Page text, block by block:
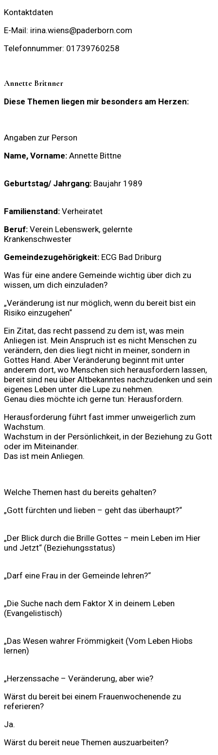
Kontaktdaten
E-Mail: irina.wiens@paderborn.com
Telefonnummer: 01739760258
Annette Britnner
Diese Themen liegen mir besonders am Herzen:
Angaben zur Person
Name, Vorname: ​Annette Bittne
Geburtstag/ Jahrgang: Baujahr 1989
Familienstand: Verheiratet
Beruf: Verein Lebenswerk, gelernte
Krankenschwester
Gemeindezugehörigkeit: ECG Bad Driburg
Was für eine andere Gemeinde wichtig über dich zu
wissen, um dich einzuladen?
„Veränderung ist nur möglich, wenn du bereit bist ein
Risiko einzugehen“
Ein Zitat, das recht passend zu dem ist, was mein
Anliegen ist. Mein Anspruch ist es nicht Menschen zu
verändern, den dies liegt nicht in meiner, sondern in
Gottes Hand. Aber Veränderung beginnt mit unter
anderem dort, wo Menschen sich herausfordern lassen,
bereit sind neu über Altbekanntes nachzudenken und sein
eigenes Leben unter die Lupe zu nehmen.
Genau dies möchte ich gerne tun: Herausfordern.
Herausforderung führt fast immer unweigerlich zum
Wachstum.
Wachstum in der Persönlichkeit, in der Beziehung zu Gott
oder im Miteinander.
Das ist mein Anliegen.
Welche Themen hast du bereits gehalten?
„Gott fürchten und lieben – geht das überhaupt?“
„Der Blick durch die Brille Gottes – mein Leben im Hier
und Jetzt“ (Beziehungsstatus)
„Darf eine Frau in der Gemeinde lehren?“
„Die Suche nach dem Faktor X in deinem Leben
(Evangelistisch)
„Das Wesen wahrer Frömmigkeit (Vom Leben Hiobs
lernen)
„Herzenssache – Veränderung, aber wie?
Wärst du bereit bei einem Frauenwochenende zu
referieren?
Ja.
Wärst du bereit neue Themen auszuarbeiten?